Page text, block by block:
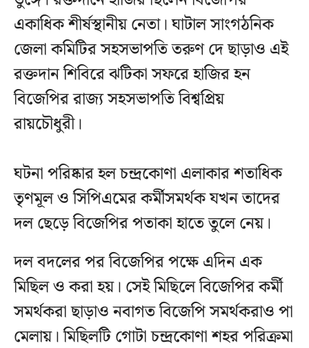
একাধিক শীর্ষস্থানীয় নেতা। ঘাটাল সাংগঠনিক
জেলা কমিটির সহসভাপতি তরুণ দে ছাড়াও এই
রক্তদান শিবিরে ঝটিকা সফরে হাজির হন
বিজেপির রাজ্য সহসভাপতি বিশ্বপ্রিয়
রায়চৌধুরী।
ঘটনা পরিষ্কার হল চন্দ্রকোণা এলাকার শতাধিক
তৃণমূল ও সিপিএমের কর্মীসমর্থক যখন তাদের
দল ছেড়ে বিজেপির পতাকা হাতে তুলে নেয়।
দল বদলের পর বিজেপির পক্ষে এদিন এক
মিছিল ও করা হয়। সেই মিছিলে বিজেপির কর্মী
সমর্থকরা ছাড়াও নবাগত বিজেপি সমর্থকরাও পা
মেলায়। মিছিলটি গোটা চন্দ্রকোণা শহর পরিক্রমা